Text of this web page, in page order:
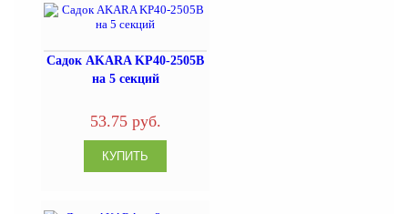
Садок AKARA KP40-2505B
на 5 секций
53.75 руб.